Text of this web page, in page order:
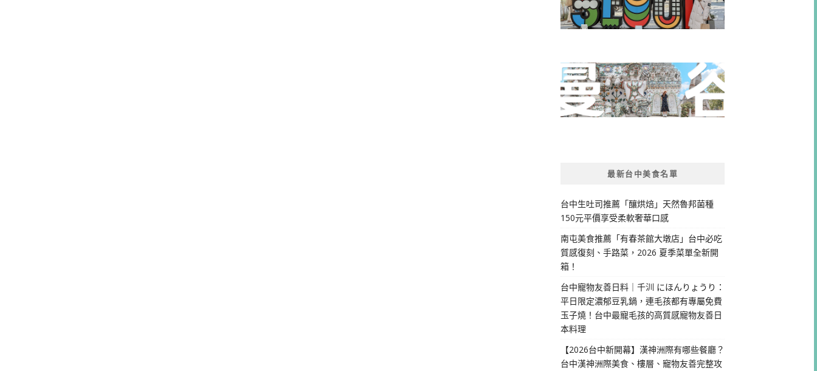
最新台中美食名單
台中生吐司推薦「釀烘焙」天然魯邦菌種
150元平價享受柔軟奢華口感
南屯美食推薦「有春茶館大墩店」台中必吃
質感復刻、手路菜，2026 夏季菜單全新開
箱！
台中寵物友善日料｜千汌 にほんりょうり：
平日限定濃郁豆乳鍋，連毛孩都有專屬免費
玉子燒！台中最寵毛孩的高質感寵物友善日
本料理
【2026台中新開幕】漢神洲際有哪些餐廳？
台中漢神洲際美食、樓層、寵物友善完整攻